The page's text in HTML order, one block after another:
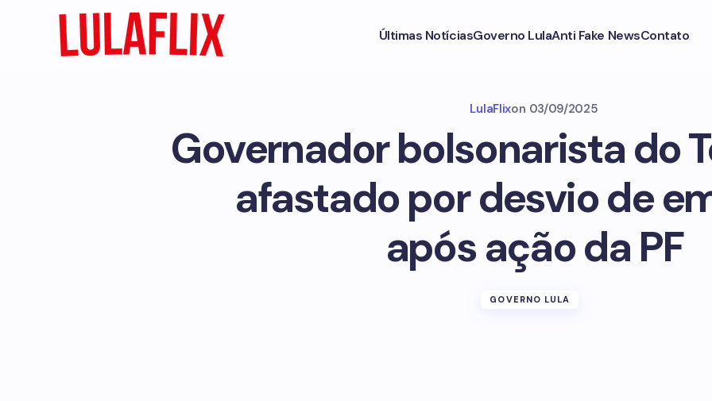
Últimas NotíciasGoverno LulaAnti Fake NewsContato
LulaFlixon 03/09/2025
Governador bolsonarista do
afastado por desvio de
após ação da PF
GOVERNO LULA